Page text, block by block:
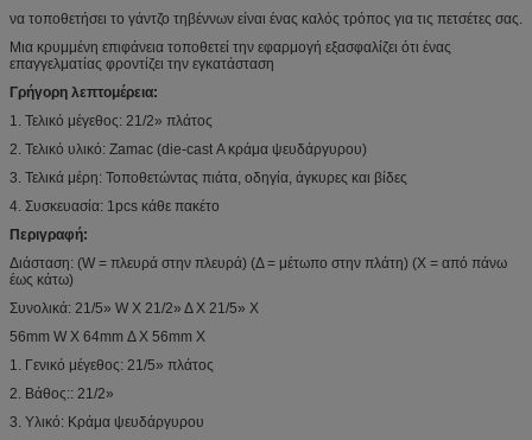
να τοποθετήσει το γάντζο τηβέννων είναι ένας καλός τρόπος για τις πετσέτες σας.
Μια κρυμμένη επιφάνεια τοποθετεί την εφαρμογή εξασφαλίζει ότι ένας
επαγγελματίας φροντίζει την εγκατάσταση
Γρήγορη λεπτομέρεια:
1. Τελικό μέγεθος: 21/2» πλάτος
2. Τελικό υλικό: Zamac (die-cast Α κράμα ψευδάργυρου)
3. Τελικά μέρη: Τοποθετώντας πιάτα, οδηγία, άγκυρες και βίδες
4. Συσκευασία: 1pcs κάθε πακέτο
Περιγραφή:
Διάσταση: (W = πλευρά στην πλευρά) (Δ = μέτωπο στην πλάτη) (Χ = από πάνω
έως κάτω)
Συνολικά: 21/5» W Χ 21/2» Δ Χ 21/5» Χ
56mm W Χ 64mm Δ Χ 56mm Χ
1. Γενικό μέγεθος: 21/5» πλάτος
2. Βάθος:: 21/2»
3. Υλικό: Κράμα ψευδάργυρου